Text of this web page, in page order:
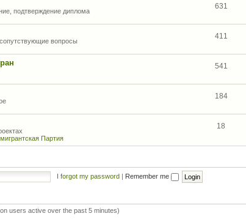
подтверждение диплома
631
вопросы
411
541
184
Партия
18
I forgot my password | Remember me
users active over the past 5 minutes)